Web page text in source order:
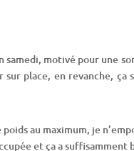
samedi, motivé pour une
sur place, en revanche,
au maximum, je
et ça a